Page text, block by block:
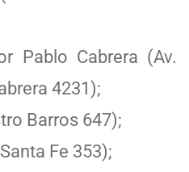
Pablo Cabrera (Av.
4231);
Barros 647);
Fe 353);